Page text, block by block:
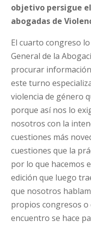
objetivo persigue
abogadas de
El cuarto congreso
General de la
procurar
este turno
violencia de género
porque así nos lo
nosotros con la
cuestiones más
cuestiones que la
por lo que hacemos
edición que luego
que nosotros
propios congresos o
encuentro se hace